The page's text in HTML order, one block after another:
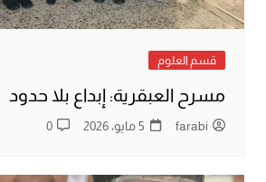
قسم العلوم
مسرح العبقرية: إبداع بلا حدود
farabi 5 مايو، 2026 0